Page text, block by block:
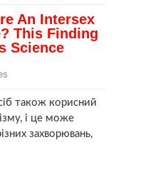
також корисний
і це може
захворювань,